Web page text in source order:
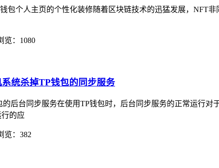
包个人主页的个性化装修随着区块链技术的迅猛发展，NFT
览：1080
统杀掉TP钱包的同步服务
后台同步服务在使用TP钱包时，后台同步服务的正常运行
的应
览：382